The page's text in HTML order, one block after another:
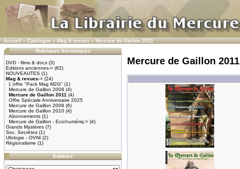
Accueil»Catalogue»Mag & revues»Mercure de Gaillon 2011
Rubriques thématiques
DVD - films & docs (3)
Editions anciennes-> (82)
NOUVEAUTES (1)
Mag & revues-> (24)
L'offre "Pack Mag M2G" (1)
Mercure de Gaillon 2008 (4)
Mercure de Gaillon 2011 (4)
Offre Spéciale Anniversaire 2025
Mercure de Gaillon 2009 (6)
Mercure de Gaillon 2010 (4)
Abonnements (1)
Mercure de Gaillon - Eco/numériq-> (4)
Grands Mystères (7)
Soc. Secrètes (1)
Ufologie - OVNI (2)
Régionalisme (1)
Editeurs
Mercure de Gaillon 2011